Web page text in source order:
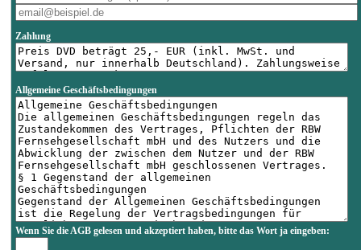
Zahlung
Allgemeine Geschäftsbedingungen
Wenn Sie die AGB gelesen und akzeptiert haben, bitte das Wort ja eingeben: